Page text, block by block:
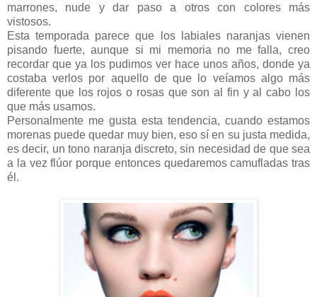
marrones, nude y dar paso a otros con colores más
vistosos.
Esta temporada parece que los labiales naranjas vienen
pisando fuerte, aunque si mi memoria no me falla, creo
recordar que ya los pudimos ver hace unos años, donde ya
costaba verlos por aquello de que lo veíamos algo más
diferente que los rojos o rosas que son al fin y al cabo los
que más usamos.
Personalmente me gusta esta tendencia, cuando estamos
morenas puede quedar muy bien, eso sí en su justa medida,
es decir, un tono naranja discreto, sin necesidad de que sea
a la vez flúor porque entonces quedaremos camufladas tras
él.